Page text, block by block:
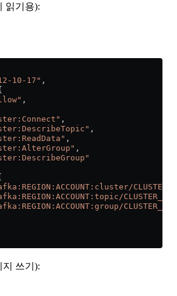
읽기용):
10-17" ,
,
,
,
,
,
지 쓰기):